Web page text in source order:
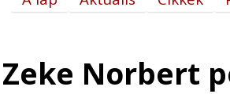
Zeke Norbert